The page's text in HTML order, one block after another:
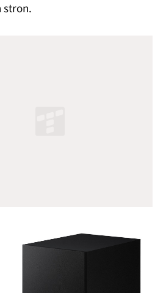
stron.